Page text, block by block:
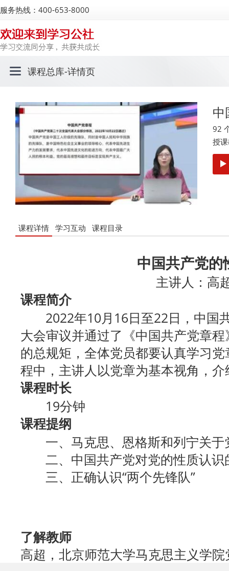
服务热线：400-653-8000
课程总库-详情页
中
92
授
课程详情 学习互动 课程目录
中国共产党的
主讲人：高
课程简介
2022年10月16日至22日，中国
大会审议并通过了《中国共产党章
的总规矩，全体党员都要认真学习
程中，主讲人以党章为基本视角，
课程时长
19分钟
课程提纲
一、马克思、恩格斯和列宁关于
二、中国共产党对党的性质认识
三、正确认识“两个先锋队”
了解教师
高超，北京师范大学马克思主义学